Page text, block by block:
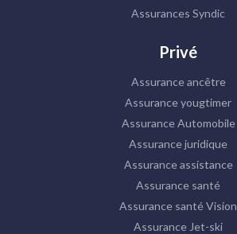
Assurances Syndic
Privé
Assurance ancêtre
Assurance yougtimer
Assurance Automobile
Assurance juridique
Assurance assistance
Assurance santé
Assurance santé Vision
Assurance Jet-ski